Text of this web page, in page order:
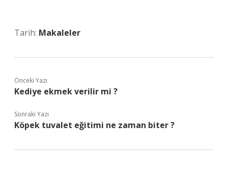
Tarih: Makaleler
Önceki Yazı
Kediye ekmek verilir mi ?
Sonraki Yazı
Köpek tuvalet eğitimi ne zaman biter ?